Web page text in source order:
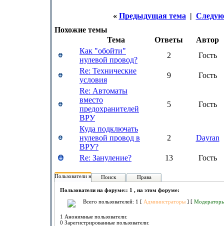
« Предыдущая тема |
Похожие темы
Тема
Ответы
Автор
Как "обойти"
нулевой провод?
2
Гость
Re: Технические
условия
9
Гость
Re: Автоматы
вместо
предохранителей
ВРУ
5 Гость
Куда подключать
нулевой провод в
ВРУ?
2 Dayran
Re: Зануление? 13 Гость
Пользователи на форуме:
Поиск Права
Пользователи на форуме:: 1 , на этом форуме:
Всего пользователей: 1 [ Администраторы ] [
1 Анонимные пользователи:
0 Зарегистрированные пользователи: